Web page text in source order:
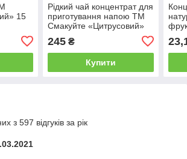
15
Рідкий чай концентрат для
приготування напою ТМ
Смакуйте «Цитрусовий»
Концентрований чай
245₴
Купити
food
з 597 відгуків за рік